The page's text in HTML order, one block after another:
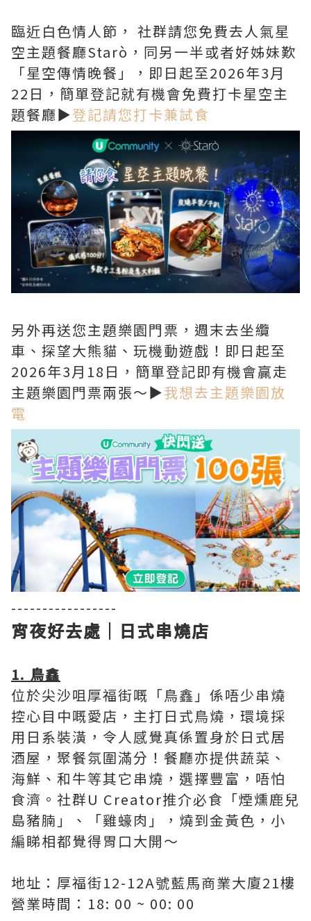
臨近白色情人節， 社群請您免費去人氣星
空主題餐廳Starò，同另一半或者好姊妹歎
「星空傳情晚餐」，即日起至2026年3月
22日，簡單登記就有機會免費打卡星空主
題餐廳▶️登記請您打卡兼試食
另外再送您主題樂園門票，週末去坐纜
車、探望大熊貓、玩機動遊戲！即日起至
2026年3月18日，簡單登記即有機會贏走
主題樂園門票兩張～▶️我想去主題樂園放
電
-----------------
宵夜好去處｜日式串燒店
1. 鳥鑫
位於尖沙咀厚福街嘅「鳥鑫」係唔少串燒
控心目中嘅愛店，主打日式鳥燒，環境採
用日系裝潢，令人感覺真係置身於日式居
酒屋，聚餐氛圍滿分！餐廳亦提供蔬菜、
海鮮、和牛等其它串燒，選擇豐富，唔怕
食濟。社群U Creator推介必食「煙燻鹿兒
島豬腩」、「雞蠔肉」，燒到金黃色，小
編睇相都覺得胃口大開～
地址：厚福街12-12A號藍馬商業大廈21樓
營業時間：18: 00 ~ 00: 00